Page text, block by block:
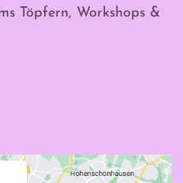
Töpfern, Workshops &